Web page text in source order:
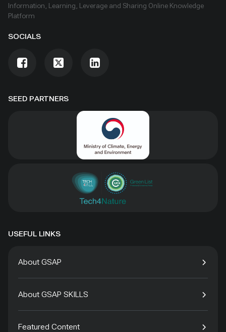
SEED PARTNERS
Information, Learning, Leverage and Sharing Online Knowledge
Platform
SOCIALS
USEFUL LINKS
About GSAP
About GSAP SKILLS
Featured Content